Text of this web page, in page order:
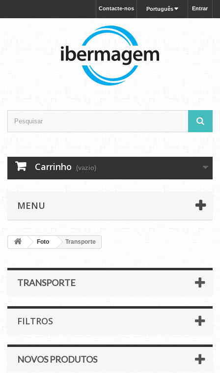
Entrar
Português
Contacte-nos
Carrinho (vazio)
MENU
Foto Transporte
TRANSPORTE
FILTROS
NOVOS PRODUTOS